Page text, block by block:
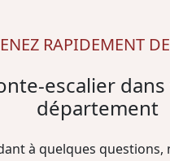
RAPIDEMENT
escalier
département
à quelques questions,